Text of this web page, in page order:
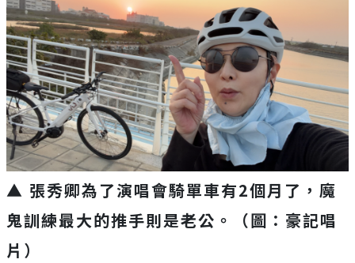
▲ 張秀卿為了演唱會騎單車有2個月了，魔
鬼訓練最大的推手則是老公。（圖：豪記唱
片）